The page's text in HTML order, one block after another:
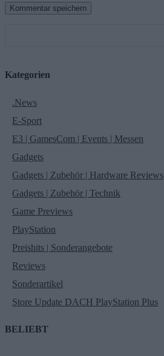
Kategorien
.News
E-Sport
E3 | GamesCom | Events | Messen
Gadgets
Gadgets | Zubehör | Hardware Reviews
Gadgets | Zubehör | Technik
Game Previews
PlayStation
Preishits | Sonderangebote
Reviews
Sonderartikel
Store Update DACH PlayStation Plus
BELIEBT